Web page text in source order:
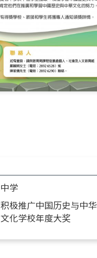
中学
积极推广中国历史与中华
文化学校年度大奖